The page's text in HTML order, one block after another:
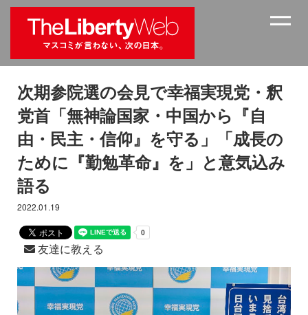
次期参院選の会見で幸福実現党・釈
党首「無神論国家・中国から『自
由・民主・信仰』を守る」「成長の
ために『勤勉革命』を」と意気込み
語る
2022.01.19
友達に教える